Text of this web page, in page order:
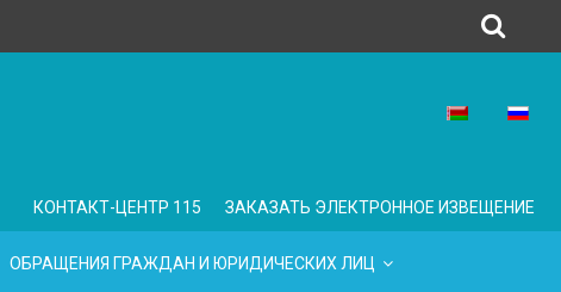
КОНТАКТ-ЦЕНТР 115 ЗАКАЗАТЬ ЭЛЕКТРОННОЕ ИЗВЕЩЕНИЕ
ОБРАЩЕНИЯ ГРАЖДАН И ЮРИДИЧЕСКИХ ЛИЦ